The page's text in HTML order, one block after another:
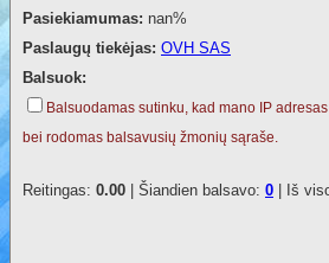
Pasiekiamumas: nan%
Paslaugų tiekėjas: OVH SAS
Balsuok:
Balsuodamas sutinku, kad mano IP
bei rodomas balsavusių žmonių sąraše.
Reitingas: 0.00 | Šiandien balsavo: 0 | Iš